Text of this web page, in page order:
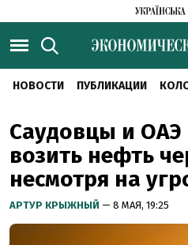
НОВОСТИ ПУБЛИКАЦИИ
Саудовцы и ОАЭ
возить нефть
несмотря на
АРТУР КРЫЖНЫЙ — 8 МАЯ, 19:25